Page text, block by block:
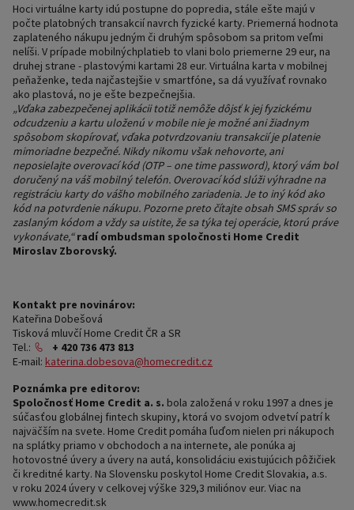
Hoci virtuálne karty idú postupne do popredia, stále ešte majú v
počte platobných transakcií navrch fyzické karty. Priemerná hodnota
zaplateného nákupu jedným či druhým spôsobom sa pritom veľmi
nelíši. V prípade mobilnýchplatieb to vlani bolo priemerne 29 eur, na
druhej strane - plastovými kartami 28 eur. Virtuálna karta v mobilnej
peňaženke, teda najčastejšie v smartfóne, sa dá využívať rovnako
ako plastová, no je ešte bezpečnejšia.
„Vďaka zabezpečenej aplikácii totiž nemôže dôjsť k jej fyzickému
odcudzeniu a kartu uloženú v mobile nie je možné ani žiadnym
spôsobom skopírovať, vďaka potvrdzovaniu transakcií je platenie
mimoriadne bezpečné. Nikdy nikomu však nehovorte, ani
neposielajte overovací kód (OTP – one time password), ktorý vám bol
doručený na váš mobilný telefón. Overovací kód slúži výhradne na
registráciu karty do vášho mobilného zariadenia. Je to iný kód ako
kód na potvrdenie nákupu. Pozorne preto čítajte obsah SMS správ so
zaslaným kódom a vždy sa uistite, že sa týka tej operácie, ktorú práve
vykonávate,“ radí ombudsman spoločnosti Home Credit
Miroslav Zborovský.
Kontakt pre novinárov:
Kateřina Dobešová
Tisková mluvčí Home Credit ČR a SR
Tel.:
+ 420 736 473 813
E-mail: katerina.dobesova@homecredit.cz
Poznámka pre editorov:
Spoločnosť Home Credit a. s. bola založená v roku 1997 a dnes je
súčasťou globálnej fintech skupiny, ktorá vo svojom odvetví patrí k
najväčším na svete. Home Credit pomáha ľuďom nielen pri nákupoch
na splátky priamo v obchodoch a na internete, ale ponúka aj
hotovostné úvery a úvery na autá, konsolidáciu existujúcich pôžičiek
či kreditné karty. Na Slovensku poskytol Home Credit Slovakia, a.s.
v roku 2024 úvery v celkovej výške 329,3 miliónov eur. Viac na
www.homecredit.sk